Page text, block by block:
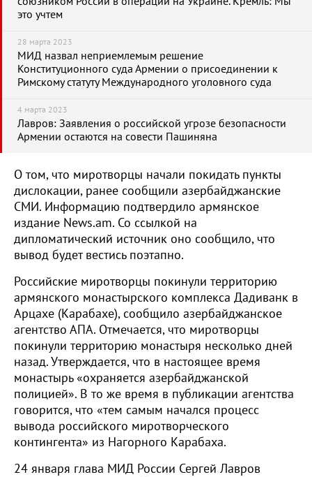
это учтем
28 марта 2023
МИД назвал неприемлемым решение
Конституционного суда Армении о присоединении к
Римскому статуту Международного уголовного суда
4 марта 2023
Лавров: Заявления о российской угрозе безопасности
Армении остаются на совести Пашиняна
О том, что миротворцы начали покидать пункты
дислокации, ранее сообщили азербайджанские
СМИ. Информацию подтвердило армянское
издание News.am. Со ссылкой на
дипломатический источник оно сообщило, что
вывод будет вестись поэтапно.
Российские миротворцы покинули территорию
армянского монастырского комплекса Дадиванк в
Арцахе (Карабахе), сообщило азербайджанское
агентство АПА. Отмечается, что миротворцы
покинули территорию монастыря несколько дней
назад. Утверждается, что в настоящее время
монастырь «охраняется азербайджанской
полицией». В то же время в публикации агентства
говорится, что «тем самым начался процесс
вывода российского миротворческого
контингента» из Нагорного Карабаха.
24 января глава МИД России Сергей Лавров